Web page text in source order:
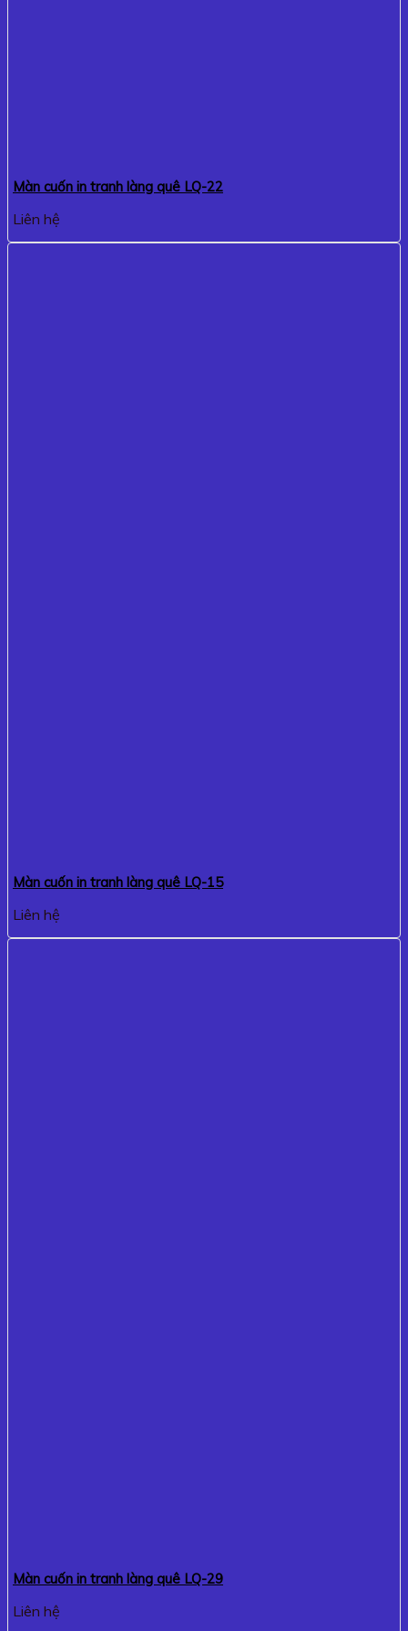
Màn cuốn in tranh làng quê LQ-22
Liên hệ
Màn cuốn in tranh làng quê LQ-15
Liên hệ
Màn cuốn in tranh làng quê LQ-29
Liên hệ